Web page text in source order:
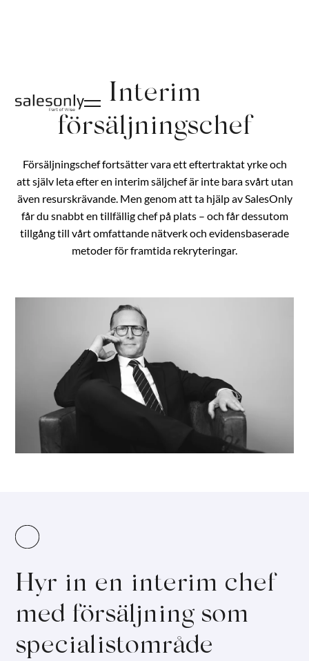
Interim
försäljningschef
Försäljningschef fortsätter vara ett eftertraktat yrke och
att själv leta efter en interim säljchef är inte bara svårt utan
även resurskrävande. Men genom att ta hjälp av SalesOnly
får du snabbt en tillfällig chef på plats – och får dessutom
tillgång till vårt omfattande nätverk och evidensbaserade
metoder för framtida rekryteringar.
Hyr in en interim chef
med försäljning som
specialistområde